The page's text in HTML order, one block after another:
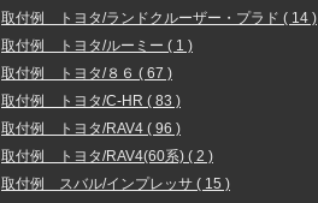
取付例 トヨタ/ランドクルーザー・プラド ( 14 )
取付例 トヨタ/ルーミー ( 1 )
取付例 トヨタ/８６ ( 67 )
取付例 トヨタ/C-HR ( 83 )
取付例 トヨタ/RAV4 ( 96 )
取付例 トヨタ/RAV4(60系) ( 2 )
取付例 スバル/インプレッサ ( 15 )